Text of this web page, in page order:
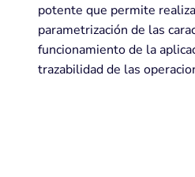
potente que permite
parametrización de las
funcionamiento de la
trazabilidad de las